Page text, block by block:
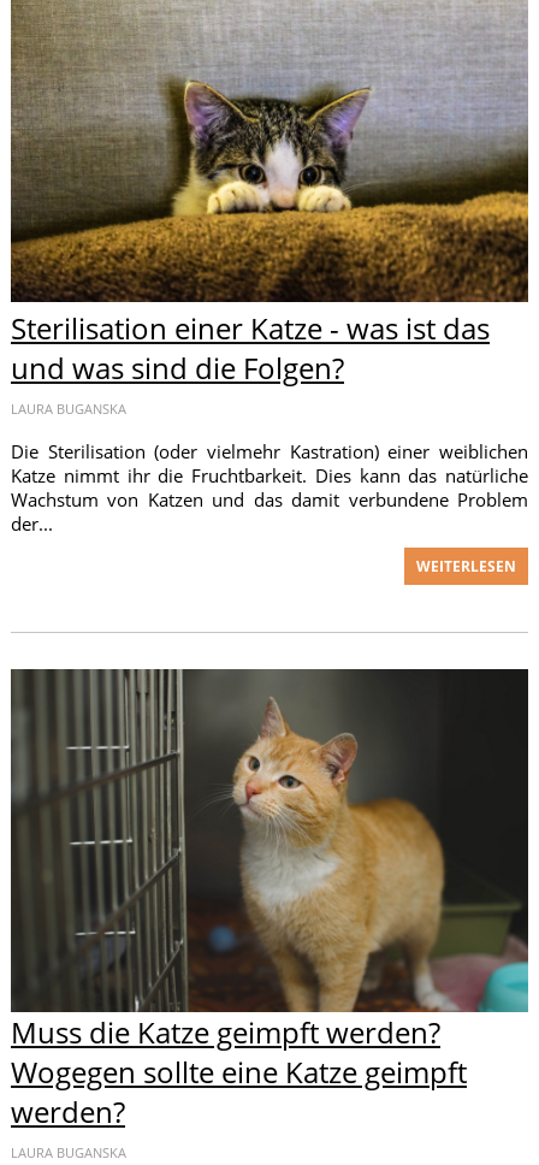
Sterilisation einer Katze - was ist das
und was sind die Folgen?
LAURA BUGANSKA
Die Sterilisation (oder vielmehr Kastration) einer weiblichen
Katze nimmt ihr die Fruchtbarkeit. Dies kann das natürliche
Wachstum von Katzen und das damit verbundene Problem
der...
WEITERLESEN
Muss die Katze geimpft werden?
Wogegen sollte eine Katze geimpft
werden?
LAURA BUGANSKA